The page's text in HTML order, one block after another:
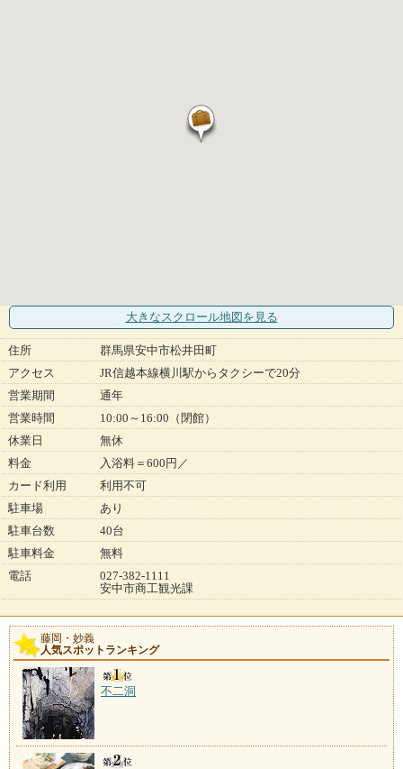
大きなスクロール地図 を見る
住所
群馬県安中市松井田町
アクセス
JR信越本線横川駅からタクシーで20分
営業期間
通年
営業時間
10:00～16:00（閉館）
休業日
無休
料金
入浴料＝600円／
カード利用
利用不可
駐車場
あり
駐車台数
40台
駐車料金
無料
電話
027-382-1111
安中市商工観光課
藤岡・妙義
人気スポットランキング
不二洞